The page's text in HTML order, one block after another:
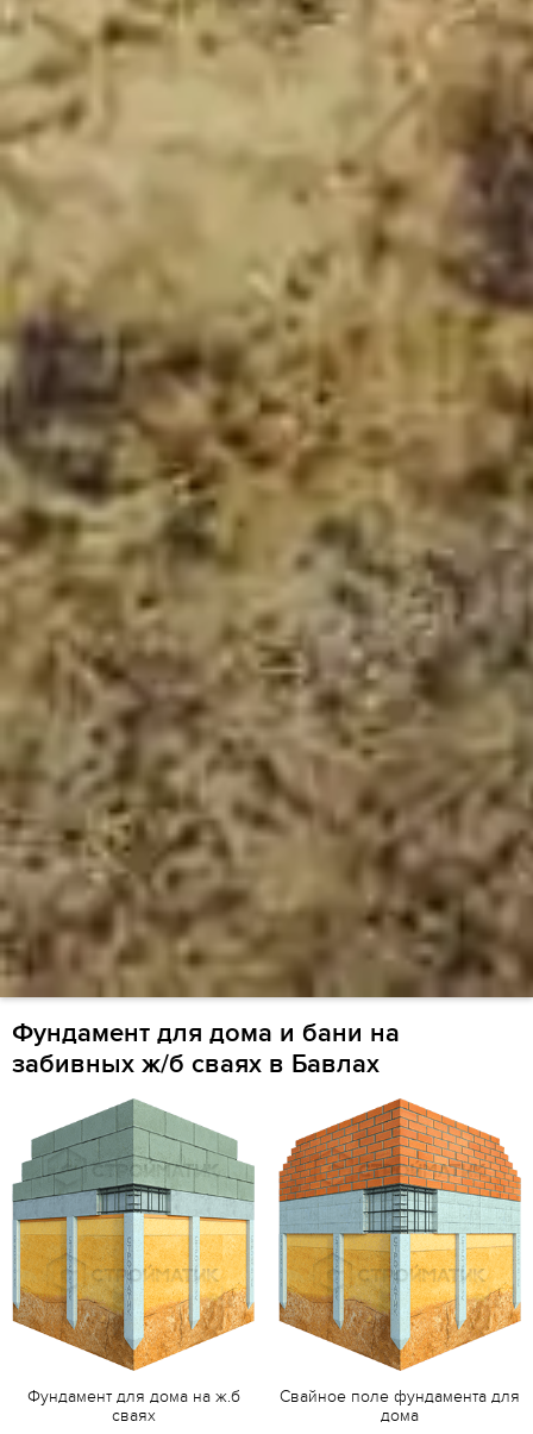
Фундамент для дома и бани на
забивных ж/б сваях в Бавлах
Фундамент для дома на ж.б
сваях
Свайное поле фундамента для
дома